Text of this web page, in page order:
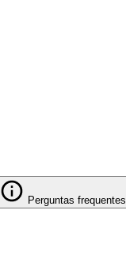
Perguntas frequentes